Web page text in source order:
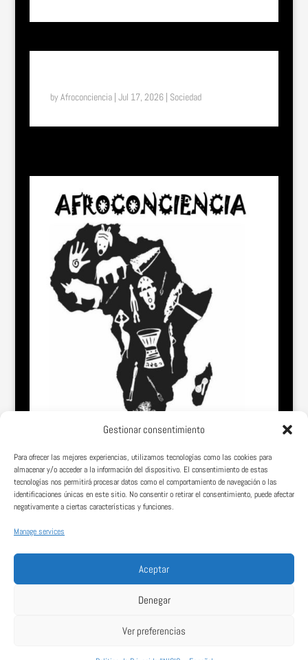
Gestionar consentimiento
Para ofrecer las mejores experiencias, utilizamos tecnologías como las cookies para
almacenar y/o acceder a la información del dispositivo. El consentimiento de estas
tecnologías nos permitirá procesar datos como el comportamiento de navegación o las
identificaciones únicas en este sitio. No consentir o retirar el consentimiento, puede afectar
negativamente a ciertas características y funciones.
Manage services
Aceptar
Denegar
Ver preferencias
byAfroconciencia| Jul 17, 2026| Sociedad
Somos una página web vasco-africana comprometida con la dignidad,
el conocimiento y el desarrollo de los pueblos de África.